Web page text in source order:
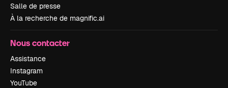
Salle de presse
À la recherche de magnific.ai
Nous contacter
Assistance
Instagram
YouTube